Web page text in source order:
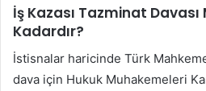
İş Kazası Tazminat
Kadardır?
İstisnalar haricinde Türk
dava için Hukuk Muhakemeleri